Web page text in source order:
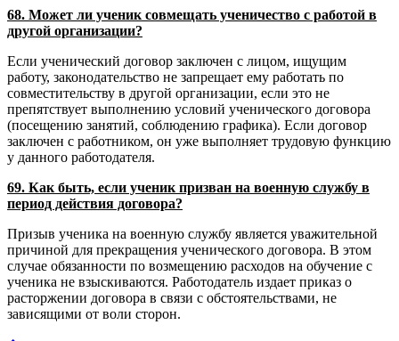
68. Может ли ученик совмещать ученичество с работой в
другой организации?
Если ученический договор заключен с лицом, ищущим
работу, законодательство не запрещает ему работать по
совместительству в другой организации, если это не
препятствует выполнению условий ученического договора
(посещению занятий, соблюдению графика). Если договор
заключен с работником, он уже выполняет трудовую функцию
у данного работодателя.
69. Как быть, если ученик призван на военную службу в
период действия договора?
Призыв ученика на военную службу является уважительной
причиной для прекращения ученического договора. В этом
случае обязанности по возмещению расходов на обучение с
ученика не взыскиваются. Работодатель издает приказ о
расторжении договора в связи с обстоятельствами, не
зависящими от воли сторон.